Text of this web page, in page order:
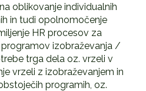
oblikovanje individualnih
in tudi opolnomočenje
HR procesov za
izobraževanja /
trga dela oz. vrzeli v
vrzeli z izobraževanjem in
programih, oz.